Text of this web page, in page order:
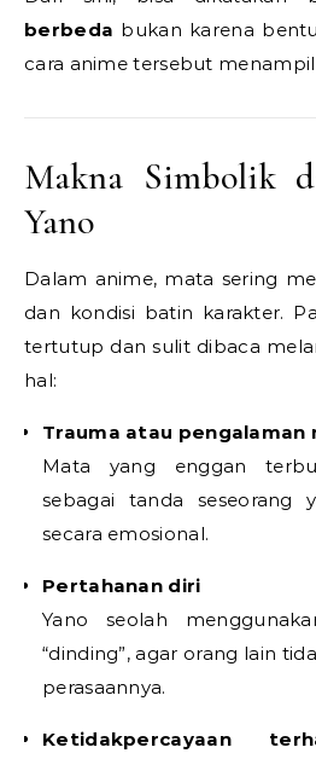
berbeda bukan karena
cara anime tersebut
Makna Simbolik
Yano
Dalam anime, mata sering
dan kondisi batin karakter.
tertutup dan sulit dibaca
hal:
Trauma atau pengalaman
Mata yang enggan
sebagai tanda seseorang
secara emosional.
Pertahanan diri
Yano seolah
“dinding”, agar orang lain
perasaannya.
Ketidakpercayaan